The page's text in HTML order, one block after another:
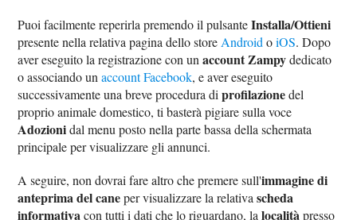
Puoi facilmente reperirla premendo il pulsanteInstalla/Ottieni
presente nella relativa pagina dello store Android oiOS. Dopo
aver eseguito la registrazione con unaccount Zampydedicato
o associando unaccount Facebook, e aver eseguito
successivamente una breve procedura diprofilazionedel
proprio animale domestico, ti basterà pigiare sulla voce
Adozionidal menu posto nella parte bassa della schermata
principale per visualizzare gli annunci.
A seguire, non dovrai fare altro che premere sull'immagine di
anteprima del caneper visualizzare la relativascheda
informativacon tutti i dati che lo riguardano, lalocalitàpresso